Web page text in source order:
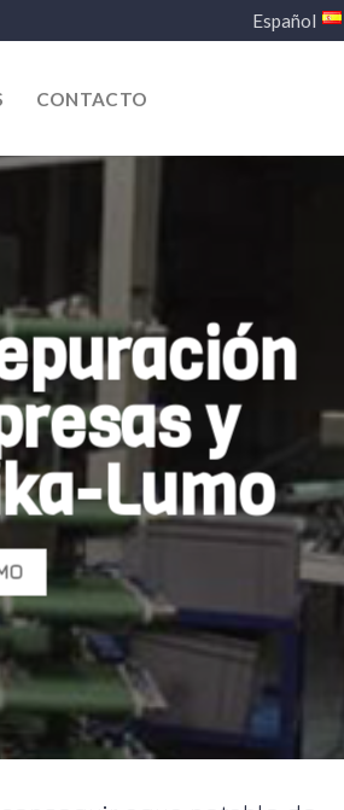
Español
CONTACTO
y
Lumo